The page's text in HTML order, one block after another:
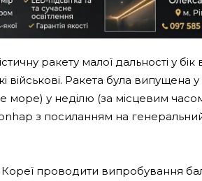
ракету малої дальності у бік
Ракета була випущена у
море) у неділю (за місцевим
з посиланням на
проводити випробування